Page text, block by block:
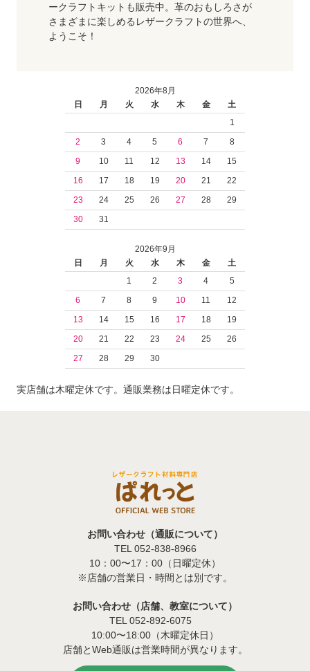
ークラフトキットも販売中。革のおもしろさが
さまざまに楽しめるレザークラフトの世界へ、
ようこそ！
2026年8月
日
月 火 水 木 金
土
1
2
3 4 5 6 7
8
9
10 11 12 13 14
15
16
17 18 19 20 21
22
23
24 25 26 27 28
29
30
31
2026年9月
日
月 火 水 木 金
土
1
2 3 4
5
6
7 8 9 10 11
12
13
14 15 16 17 18
19
20
21 22 23 24 25
26
27
28 29 30
実店舗は木曜定休です。通販業務は日曜定休です。
お問い合わせ（通販について）
TEL 052-838-8966
10：00〜17：00（日曜定休）
※店舗の営業日・時間とは別です。
お問い合わせ（店舗、教室について）
TEL 052-892-6075
10:00〜18:00（木曜定休日）
店舗とWeb通販は営業時間が異なります。